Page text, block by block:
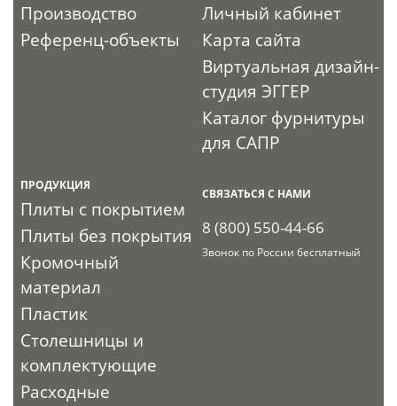
Производство
Референц-объекты
Личный кабинет
Карта сайта
Виртуальная дизайн-
студия ЭГГЕР
Каталог фурнитуры
для САПР
ПРОДУКЦИЯ
Плиты с покрытием
Плиты без покрытия
Кромочный
материал
Пластик
Столешницы и
комплектующие
Расходные
СВЯЗАТЬСЯ С НАМИ
8 (800) 550-44-66
Звонок по России бесплатный